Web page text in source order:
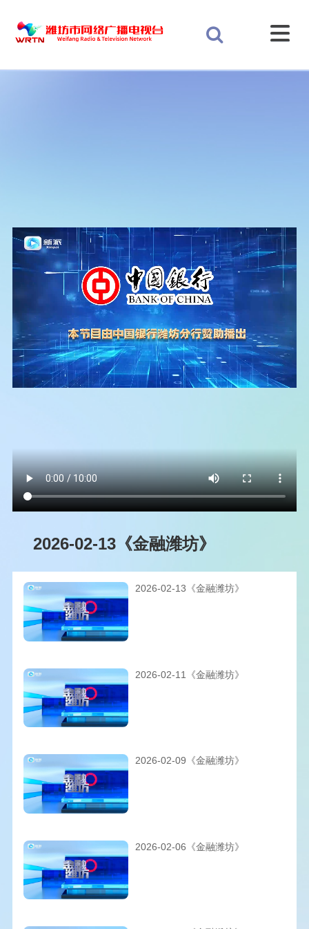
2026-02-13《金融潍坊》
2026-02-13《金融潍坊》
2026-02-11《金融潍坊》
2026-02-09《金融潍坊》
2026-02-06《金融潍坊》